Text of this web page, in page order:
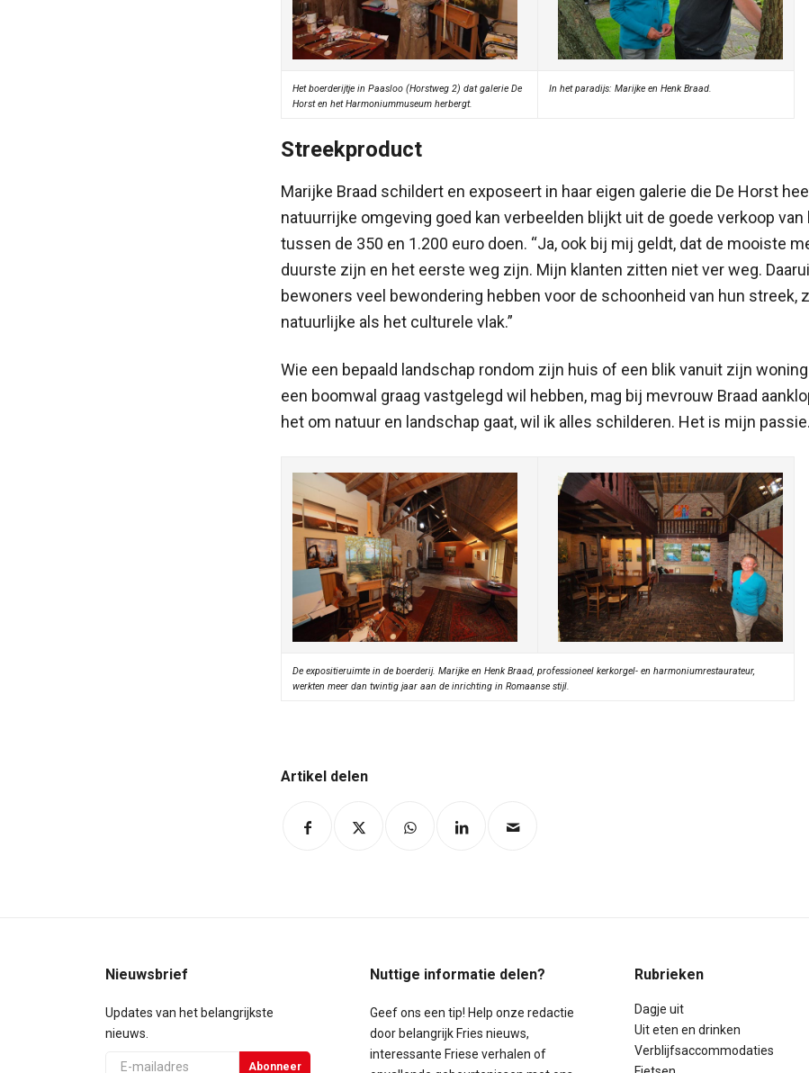
Het boerderijtje in Paasloo (Horstweg 2) dat galerie De
Horst en het Harmoniummuseum herbergt.
In het paradijs: Marijke en Henk Braad.
Streekproduct
Marijke Braad schildert en exposeert in haar eigen galerie die De Horst
natuurrijke omgeving goed kan verbeelden blijkt uit de goede verkoop van
tussen de 350 en 1.200 euro doen. “Ja, ook bij mij geldt, dat de mooiste
duurste zijn en het eerste weg zijn. Mijn klanten zitten niet ver weg.
bewoners veel bewondering hebben voor de schoonheid van hun streek,
natuurlijke als het culturele vlak.”
Wie een bepaald landschap rondom zijn huis of een blik vanuit zijn
een boomwal graag vastgelegd wil hebben, mag bij mevrouw Braad
het om natuur en landschap gaat, wil ik alles schilderen. Het is mijn
De expositieruimte in de boerderij. Marijke en Henk Braad, professioneel kerkorgel- en harmoniumrestaurateur,
werkten meer dan twintig jaar aan de inrichting in Romaanse stijl.
Artikel delen
Nieuwsbrief
Updates van het belangrijkste
nieuws.
Abonneer
Nuttige informatie delen?
Geef ons een tip! Help onze redactie
door belangrijk Fries nieuws,
interessante Friese verhalen of
Rubrieken
Dagje uit
Uit eten en drinken
Verblijfsaccommodaties